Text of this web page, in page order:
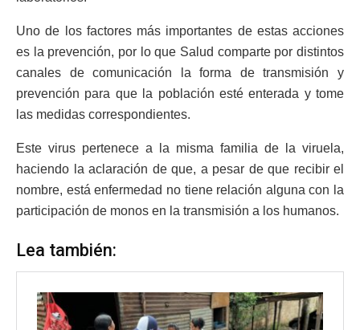
Uno de los factores más importantes de estas acciones
es la prevención, por lo que Salud comparte por distintos
canales de comunicación la forma de transmisión y
prevención para que la población esté enterada y tome
las medidas correspondientes.
Este virus pertenece a la misma familia de la viruela,
haciendo la aclaración de que, a pesar de que recibir el
nombre, está enfermedad no tiene relación alguna con la
participación de monos en la transmisión a los humanos.
Lea también: